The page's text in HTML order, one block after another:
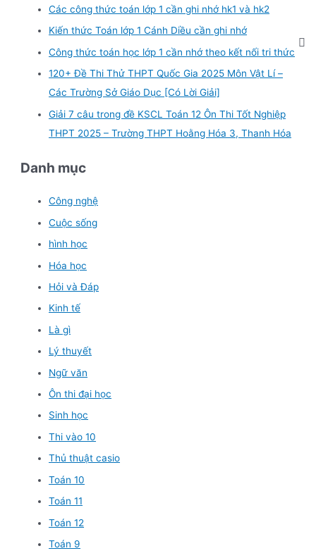
Các công thức toán lớp 1 cần ghi nhớ hk1 và hk2
Kiến thức Toán lớp 1 Cánh Diều cần ghi nhớ
Công thức toán học lớp 1 cần nhớ theo kết nối tri thức
120+ Đề Thi Thử THPT Quốc Gia 2025 Môn Vật Lí –
Các Trường Sở Giáo Dục [Có Lời Giải]
Giải 7 câu trong đề KSCL Toán 12 Ôn Thi Tốt Nghiệp
THPT 2025 – Trường THPT Hoằng Hóa 3, Thanh Hóa
Danh mục
Công nghệ
Cuộc sống
hình học
Hóa học
Hỏi và Đáp
Kinh tế
Là gì
Lý thuyết
Ngữ văn
Ôn thi đại học
Sinh học
Thi vào 10
Thủ thuật casio
Toán 10
Toán 11
Toán 12
Toán 9